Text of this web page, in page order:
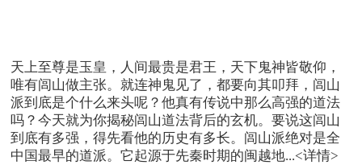
天上至尊是玉皇，人间最贵是君王，天下鬼神皆敬仰，
唯有闾山做主张。就连神鬼见了，都要向其叩拜，闾山
派到底是个什么来头呢？他真有传说中那么高强的道法
吗？今天就为你揭秘闾山道法背后的玄机。要说这闾山
到底有多强，得先看他的历史有多长。闾山派绝对是全
中国最早的道派。它起源于先秦时期的闽越地...<详情>